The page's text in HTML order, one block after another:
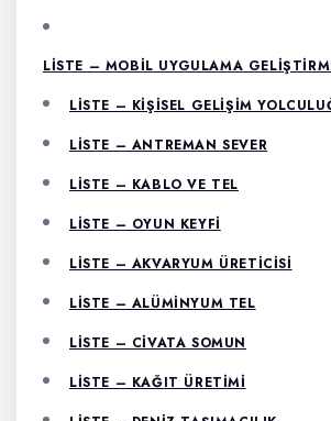
LISTE – MOBIL UYGULAMA
LISTE – KIŞISEL GELIŞIM
LISTE – ANTREMAN SEVER
LISTE – KABLO VE TEL
LISTE – OYUN KEYFI
LISTE – AKVARYUM ÜRETICISI
LISTE – ALÜMINYUM TEL
LISTE – CIVATA SOMUN
LISTE – KAĞIT ÜRETIMI